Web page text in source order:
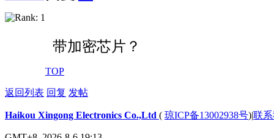
带加密芯片？
TOP
返回列表 回复 发帖
Haikou Xingong Electronics Co.,Ltd ( 琼ICP备13002938号)|联